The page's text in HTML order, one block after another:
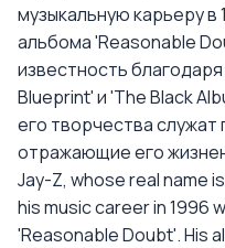
музыкальную карьеру в
альбома 'Reasonable
известность
Blueprint' и 'The Black
его творчества служат
отражающие его
Jay-Z, whose real name
his music career in 1996
'Reasonable Doubt'. His